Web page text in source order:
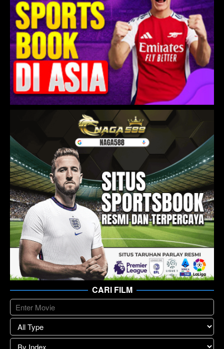
CARI FILM